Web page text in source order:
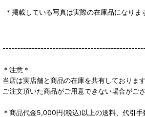
＊掲載している写真は実際の在庫品になりま
＊注意＊
当店は実店舗と商品の在庫を共有しておりま
ご注文頂いた商品がご用意できない場合がご
＊商品代金5,000円(税込)以上の送料、代引